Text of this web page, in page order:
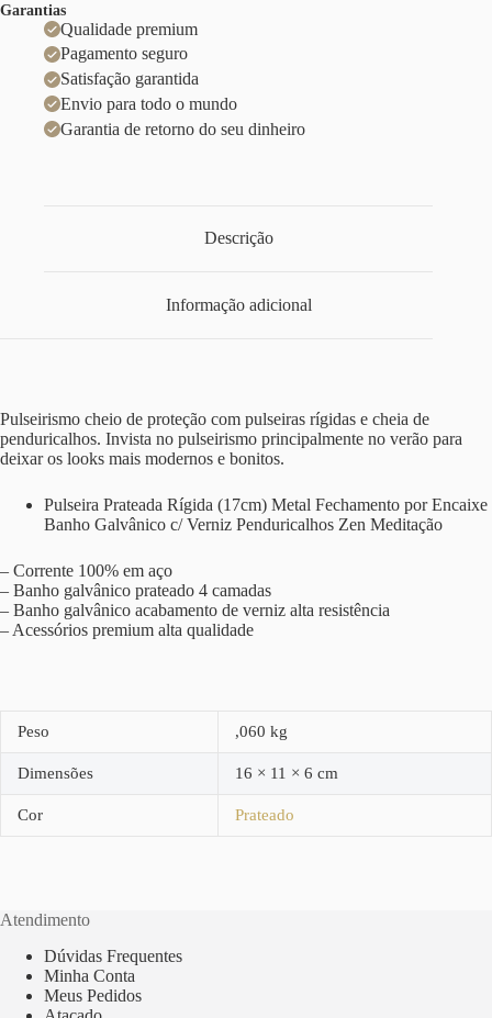
Garantias
Qualidade premium
Pagamento seguro
Satisfação garantida
Envio para todo o mundo
Garantia de retorno do seu dinheiro
Descrição
Informação adicional
Pulseirismo cheio de proteção com pulseiras rígidas e cheia de
penduricalhos. Invista no pulseirismo principalmente no verão para
deixar os looks mais modernos e bonitos.
Pulseira Prateada Rígida (17cm) Metal Fechamento por Encaixe
Banho Galvânico c/ Verniz Penduricalhos Zen Meditação
– Corrente 100% em aço
– Banho galvânico prateado 4 camadas
– Banho galvânico acabamento de verniz alta resistência
– Acessórios premium alta qualidade
Peso ,060 kg
Dimensões 16 × 11 × 6 cm
Cor Prateado
Atendimento
Dúvidas Frequentes
Minha Conta
Meus Pedidos